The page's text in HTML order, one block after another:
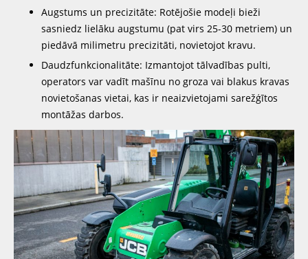
Augstums un precizitāte: Rotējošie modeļi bieži
sasniedz lielāku augstumu (pat virs 25-30 metriem) un
piedāvā milimetru precizitāti, novietojot kravu.
Daudzfunkcionalitāte: Izmantojot tālvadības pulti,
operators var vadīt mašīnu no groza vai blakus kravas
novietošanas vietai, kas ir neaizvietojami sarežģītos
montāžas darbos.